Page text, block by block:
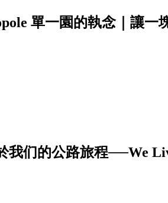
單一園的執念｜讓一
我们的公路旅程──We